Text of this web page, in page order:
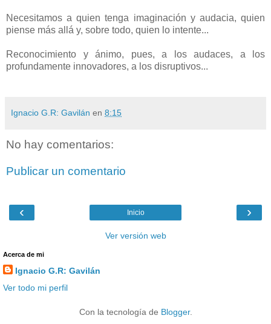
Necesitamos a quien tenga imaginación y audacia, quien
piense más allá y, sobre todo, quien lo intente...
Reconocimiento y ánimo, pues, a los audaces, a los
profundamente innovadores, a los disruptivos...
Ignacio G.R: Gavilán en 8:15
No hay comentarios:
Publicar un comentario
‹ ›
Inicio
Ver versión web
Acerca de mi
Ignacio G.R: Gavilán
Ver todo mi perfil
Con la tecnología de Blogger.